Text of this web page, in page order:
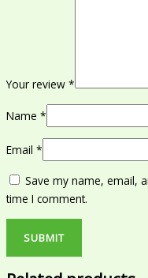
Your review *
Name *
Email *
Save my name, email,
time I comment.